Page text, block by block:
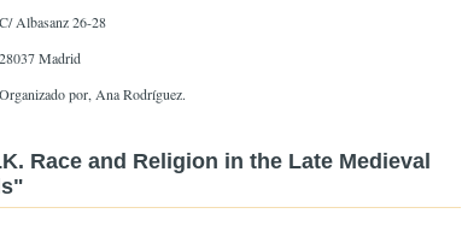
C/ Albasanz 26-28
28037 Madrid
Organizado por, Ana Rodríguez.
Race and Religion in the Late Medieval